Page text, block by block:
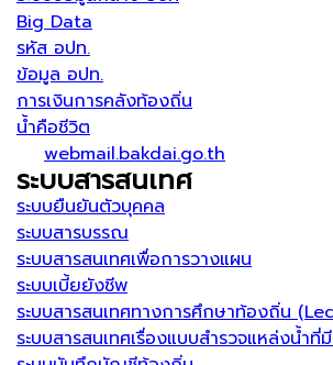
Big Data
รหัส อปท.
ข้อมูล อปท.
การเงินการคลังท้องถิ่น
น้ำคือชีวิต
webmail.bakdai.go.th
ระบบสารสนเทศ
ระบบยืนยันตัวบุคคล
ระบบสารบรรณ
ระบบสารสนเทศเพื่อการวางแผน
ระบบเบี้ยยังชีพ
ระบบสารสนเทศทางการศึกษาท้องถิ่น
ระบบสารสนเทศเรื่องแบบสำรวจแหล่งน้ำ